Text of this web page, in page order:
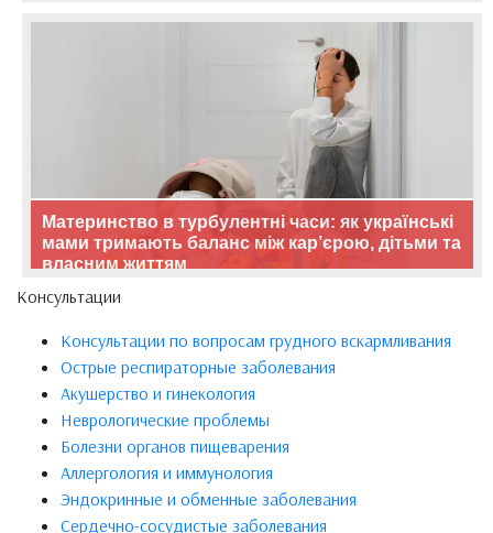
Материнство в турбулентні часи: як українські
мами тримають баланс між кар’єрою, дітьми та
власним життям
Консультации
Консультации по вопросам грудного вскармливания
Острые респираторные заболевания
Акушерство и гинекология
Неврологические проблемы
Болезни органов пищеварения
Аллергология и иммунология
Эндокринные и обменные заболевания
Сердечно-сосудистые заболевания